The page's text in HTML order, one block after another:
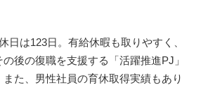
日は123日。有給休暇も取りやすく、
後の復職を支援する「活躍推進PJ」
た、男性社員の育休取得実績もあり